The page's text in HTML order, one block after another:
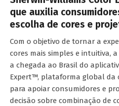
que auxilia
escolha de cores e
Com o objetivo de tornar a
cores mais simples e intuitiva,
a chegada ao Brasil do
Expert™, plataforma global da
para apoiar consumidores e
decisão sobre combinação de